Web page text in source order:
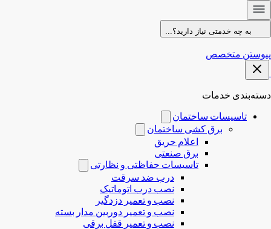
به چه خدمتی نیاز دارید؟...
پیوستن متخصص
دسته‌بندی خدمات
تاسیسات ساختمان
برق کشی ساختمان
اعلام حریق
برق صنعتی
تاسیسات حفاظتی و نظارتی
درب ضد سرقت
نصب درب‌ اتوماتیک
نصب و تعمیر دزدگیر
نصب و تعمیر دوربین مدار بسته
نصب و تعمیر قفل برقی